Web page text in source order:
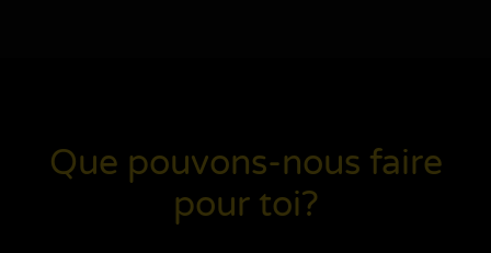
Que pouvons-nous faire
pour toi?